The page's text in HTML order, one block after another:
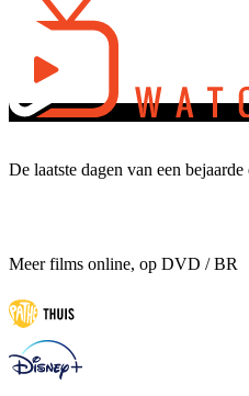
De laatste dagen van een
Meer films online, op DVD / BR